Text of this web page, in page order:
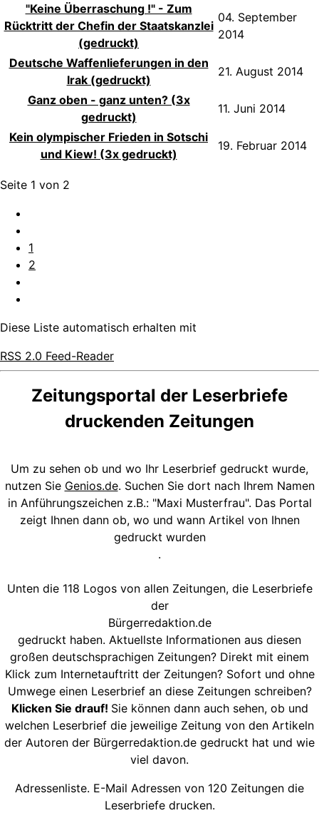
"Keine Überraschung !" - Zum
Rücktritt der Chefin der Staatskanzlei
(gedruckt)
04. September
2014
Deutsche Waffenlieferungen in den
Irak (gedruckt)
21. August 2014
Ganz oben - ganz unten? (3x
gedruckt)
11. Juni 2014
Kein olympischer Frieden in Sotschi
und Kiew! (3x gedruckt)
19. Februar 2014
Seite 1 von 2
1
2
Diese Liste automatisch erhalten mit
RSS 2.0 Feed-Reader
Zeitungsportal der Leserbriefe
druckenden Zeitungen
Um zu sehen ob und wo Ihr Leserbrief gedruckt wurde,
nutzen Sie Genios.de. Suchen Sie dort nach Ihrem Namen
in Anführungszeichen z.B.: "Maxi Musterfrau". Das Portal
zeigt Ihnen dann ob, wo und wann Artikel von Ihnen
gedruckt wurden
.
Unten die 118 Logos von allen Zeitungen, die Leserbriefe
der
Bürgerredaktion.de
gedruckt haben. Aktuellste Informationen aus diesen
großen deutschsprachigen Zeitungen? Direkt mit einem
Klick zum Internetauftritt der Zeitungen? Sofort und ohne
Umwege einen Leserbrief an diese Zeitungen schreiben?
Klicken Sie drauf! Sie können dann auch sehen, ob und
welchen Leserbrief die jeweilige Zeitung von den Artikeln
der Autoren der Bürgerredaktion.de gedruckt hat und wie
viel davon.
Adressenliste. E-Mail Adressen von 120 Zeitungen die
Leserbriefe drucken.